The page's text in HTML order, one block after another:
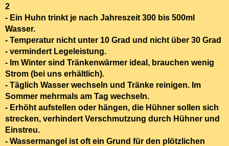
2
- Ein Huhn trinkt je nach Jahreszeit 300 bis 500ml
Wasser.
- Temperatur nicht unter 10 Grad und nicht über 30 Grad
- vermindert Legeleistung.
- Im Winter sind Tränkenwärmer ideal, brauchen wenig
Strom (bei uns erhältlich).
- Täglich Wasser wechseln und Tränke reinigen. Im
Sommer mehrmals am Tag wechseln.
- Erhöht aufstellen oder hängen, die Hühner sollen sich
strecken, verhindert Verschmutzung durch Hühner und
Einstreu.
- Wassermangel ist oft ein Grund für den plötzlichen